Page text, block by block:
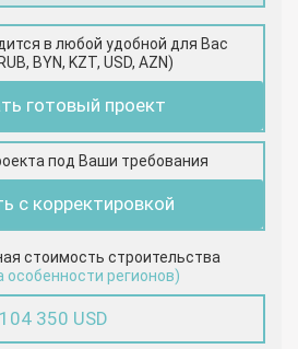
в любой удобной для Вас
BYN, KZT, USD, AZN)
готовый проект
под Ваши требования
с корректировкой
стоимость строительства
особенности регионов)
104 350 USD